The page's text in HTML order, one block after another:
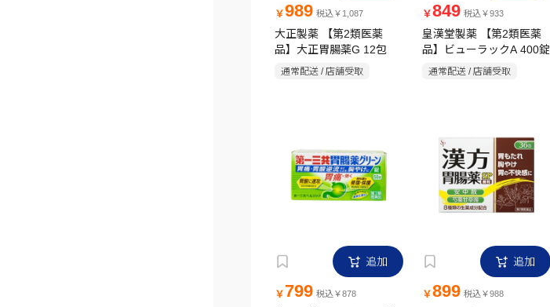
￥989 税込￥1,087
大正製薬 【第2類医薬
品】大正胃腸薬G 12包
通常配送 / 店舗受取
￥849 税込￥933
皇漢堂製薬 【第2類医薬
品】ビューラックA 400錠
通常配送 / 店舗受取
追加
￥ 799 税込￥878
追加
￥899 税込￥988